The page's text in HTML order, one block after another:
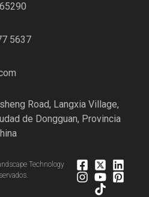
5637
Road, Langxia Village,
de Dongguan, Provincia
Technology